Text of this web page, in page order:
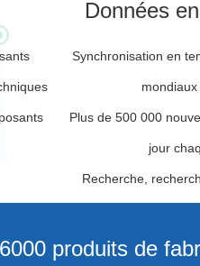
Données
Synchronisation en
Plus de 500 000
jour
Recherche,
produits de